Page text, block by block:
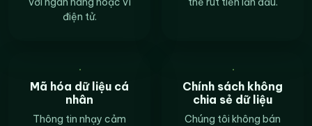
điện tử.
Mã hóa dữ liệu cá
nhân
Thông tin nhạy cảm
Chính sách không
chia sẻ dữ liệu
Chúng tôi không bán